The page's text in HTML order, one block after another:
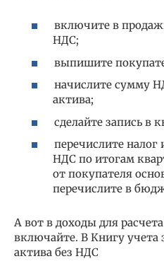
включите в
НДС;
выпишите
начислите сумму
актива;
сделайте запись в
перечислите
НДС по итогам
от покупателя
перечислите в
А вот в доходы для
включайте. В Книгу учета
актива без НДС